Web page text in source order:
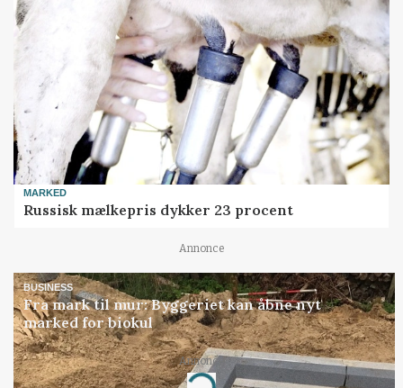
MARKED
Russisk mælkepris dykker 23 procent
Annonce
BUSINESS
Fra mark til mur: Byggeriet kan åbne nyt
marked for biokul
Annonce